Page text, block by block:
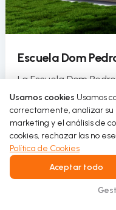
Escuela Dom
La Escuela Dom
agua en su pabellón
proyecto de
Read more
Usamos cookies Usamos
correctamente, analizar su
marketing y el análisis de
cookies, rechazar las no
Política de Cookies
Aceptar todo